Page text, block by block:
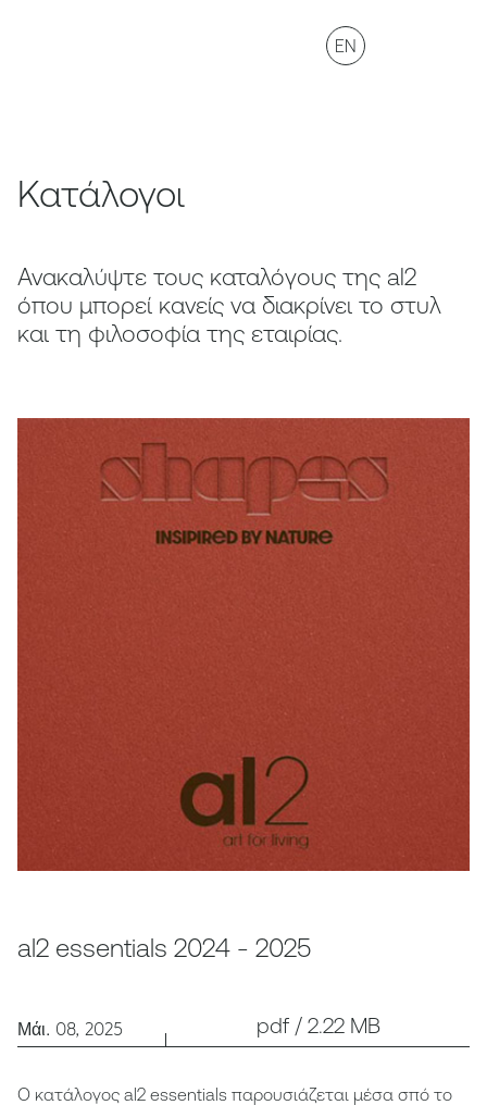
EN
Κατάλογοι
Ανακαλύψτε τους καταλόγους της al2
όπου μπορεί κανείς να διακρίνει το στυλ
και τη φιλοσοφία της εταιρίας.
al2 essentials 2024 - 2025
Μάι. 08, 2025 pdf / 2.22 MB
Ο κατάλογος al2 essentials παρουσιάζεται μέσα σπό το